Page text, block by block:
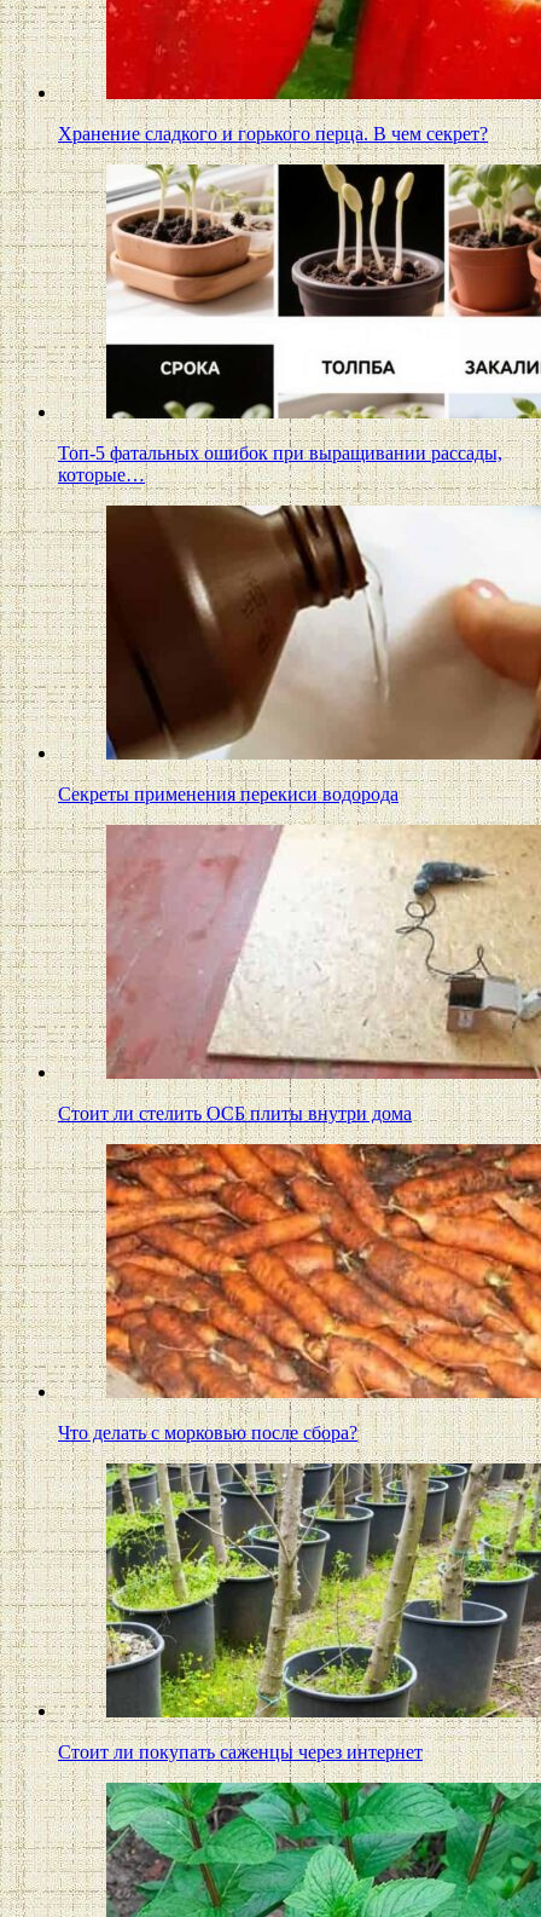
Хранение сладкого и горького перца. В чем секрет?
Топ-5 фатальных ошибок при выращивании рассады,
которые…
Секреты применения перекиси водорода
Стоит ли стелить ОСБ плиты внутри дома
Что делать с морковью после сбора?
Стоит ли покупать саженцы через интернет